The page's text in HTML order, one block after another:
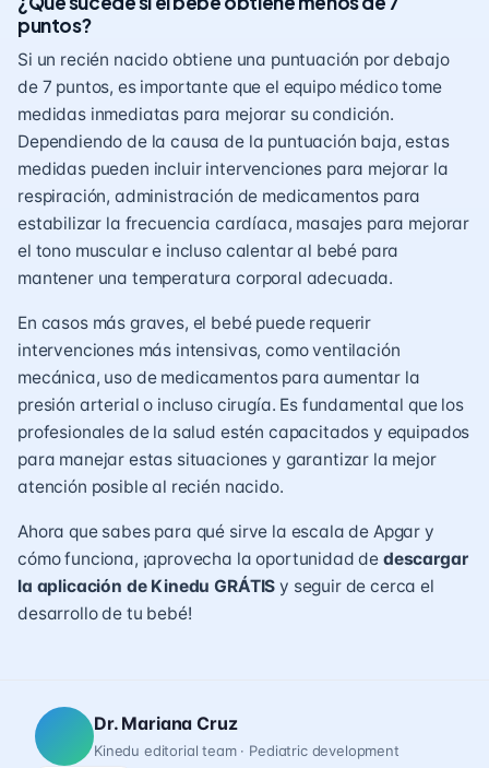
puntos?
Si un recién nacido obtiene una puntuación por debajo
de 7 puntos, es importante que el equipo médico tome
medidas inmediatas para mejorar su condición.
Dependiendo de la causa de la puntuación baja, estas
medidas pueden incluir intervenciones para mejorar la
respiración, administración de medicamentos para
estabilizar la frecuencia cardíaca, masajes para mejorar
el tono muscular e incluso calentar al bebé para
mantener una temperatura corporal adecuada.
En casos más graves, el bebé puede requerir
intervenciones más intensivas, como ventilación
mecánica, uso de medicamentos para aumentar la
presión arterial o incluso cirugía. Es fundamental que los
profesionales de la salud estén capacitados y equipados
para manejar estas situaciones y garantizar la mejor
atención posible al recién nacido.
Ahora que sabes para qué sirve la escala de Apgar y
cómo funciona, ¡aprovecha la oportunidad de descargar
la aplicación de Kinedu GRÁTIS y seguir de cerca el
desarrollo de tu bebé!
Dr. Mariana Cruz
Kinedu editorial team · Pediatric development